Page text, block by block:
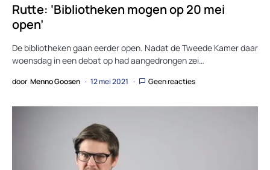
Rutte: ‘Bibliotheken mogen op 20 mei
open’
De bibliotheken gaan eerder open. Nadat de Tweede Kamer daar
woensdag in een debat op had aangedrongen zei…
door Menno Goosen 12 mei 2021 Geen reacties